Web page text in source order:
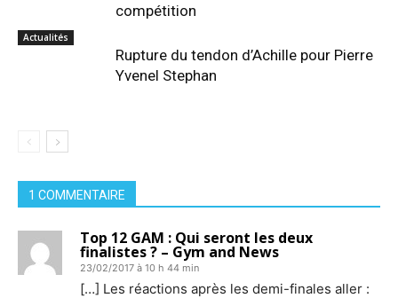
compétition
Actualités
Rupture du tendon d’Achille pour Pierre
Yvenel Stephan
1 COMMENTAIRE
Top 12 GAM : Qui seront les deux
finalistes ? – Gym and News
23/02/2017 à 10 h 44 min
[…] Les réactions après les demi-finales aller :